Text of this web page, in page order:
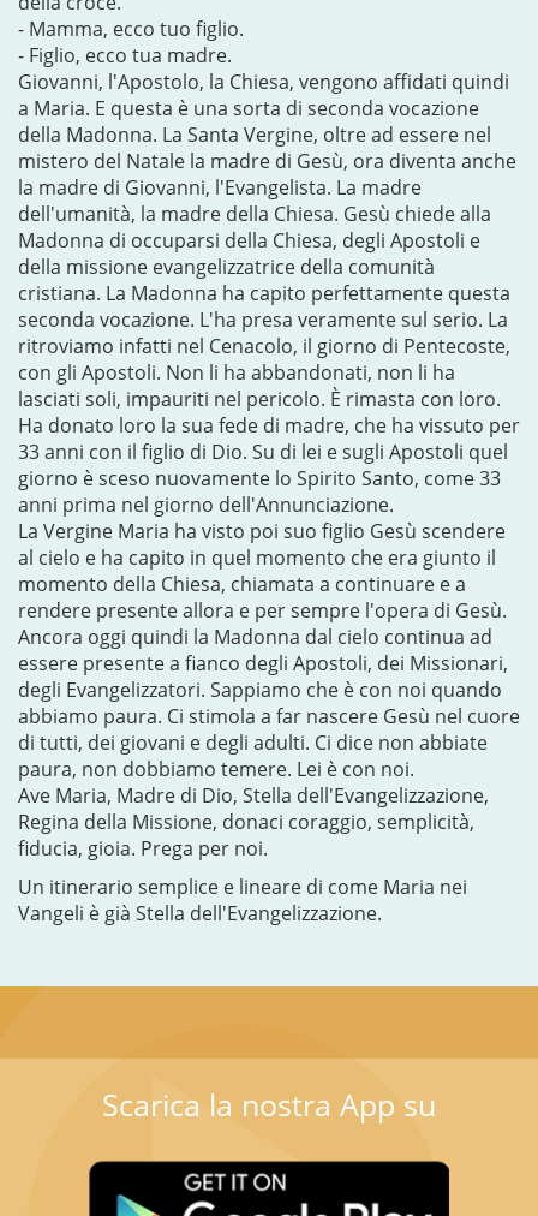
- Mamma, ecco tuo figlio.
- Figlio, ecco tua madre.
Giovanni, l'Apostolo, la Chiesa, vengono affidati quindi
a Maria. E questa è una sorta di seconda vocazione
della Madonna. La Santa Vergine, oltre ad essere nel
mistero del Natale la madre di Gesù, ora diventa anche
la madre di Giovanni, l'Evangelista. La madre
dell'umanità, la madre della Chiesa. Gesù chiede alla
Madonna di occuparsi della Chiesa, degli Apostoli e
della missione evangelizzatrice della comunità
cristiana. La Madonna ha capito perfettamente questa
seconda vocazione. L'ha presa veramente sul serio. La
ritroviamo infatti nel Cenacolo, il giorno di Pentecoste,
con gli Apostoli. Non li ha abbandonati, non li ha
lasciati soli, impauriti nel pericolo. È rimasta con loro.
Ha donato loro la sua fede di madre, che ha vissuto per
33 anni con il figlio di Dio. Su di lei e sugli Apostoli quel
giorno è sceso nuovamente lo Spirito Santo, come 33
anni prima nel giorno dell'Annunciazione.
La Vergine Maria ha visto poi suo figlio Gesù scendere
al cielo e ha capito in quel momento che era giunto il
momento della Chiesa, chiamata a continuare e a
rendere presente allora e per sempre l'opera di Gesù.
Ancora oggi quindi la Madonna dal cielo continua ad
essere presente a fianco degli Apostoli, dei Missionari,
degli Evangelizzatori. Sappiamo che è con noi quando
abbiamo paura. Ci stimola a far nascere Gesù nel cuore
di tutti, dei giovani e degli adulti. Ci dice non abbiate
paura, non dobbiamo temere. Lei è con noi.
Ave Maria, Madre di Dio, Stella dell'Evangelizzazione,
Regina della Missione, donaci coraggio, semplicità,
fiducia, gioia. Prega per noi.
Un itinerario semplice e lineare di come Maria nei
Vangeli è già Stella dell'Evangelizzazione.
Scarica la nostra App su